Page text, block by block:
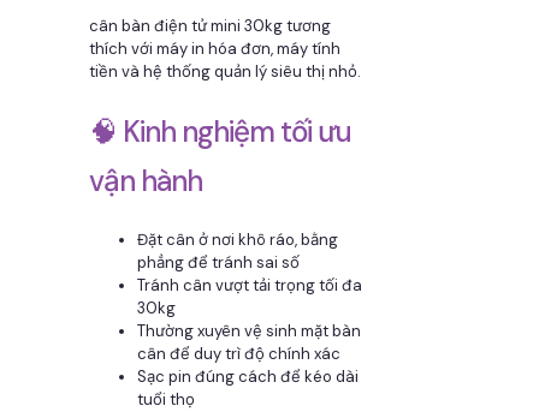
cân bàn điện tử mini 30kg tương
thích với máy in hóa đơn, máy tính
tiền và hệ thống quản lý siêu thị nhỏ.
🧠 Kinh nghiệm tối ưu
vận hành
Đặt cân ở nơi khô ráo, bằng
phẳng để tránh sai số
Tránh cân vượt tải trọng tối đa
30kg
Thường xuyên vệ sinh mặt bàn
cân để duy trì độ chính xác
Sạc pin đúng cách để kéo dài
tuổi thọ